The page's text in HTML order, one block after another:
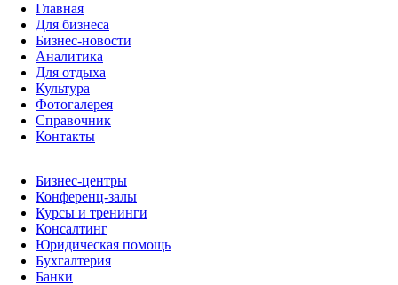
Главная
Для бизнеса
Бизнес-новости
Аналитика
Для отдыха
Культура
Фотогалерея
Справочник
Контакты
Бизнес-центры
Конференц-залы
Курсы и тренинги
Консалтинг
Юридическая помощь
Бухгалтерия
Банки